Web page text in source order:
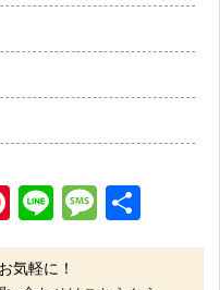
Pinterest
Line
有
気軽に！